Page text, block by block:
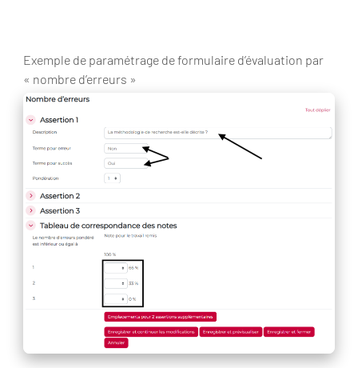
Exemple de paramétrage de formulaire d’évaluation par
« nombre d’erreurs »